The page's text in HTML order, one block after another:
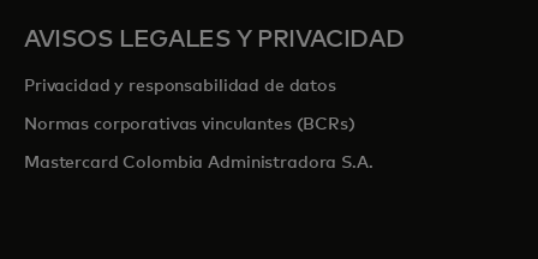
AVISOS LEGALES Y PRIVACIDAD
Privacidad y responsabilidad de datos
Normas corporativas vinculantes (BCRs)
Mastercard Colombia Administradora S.A.